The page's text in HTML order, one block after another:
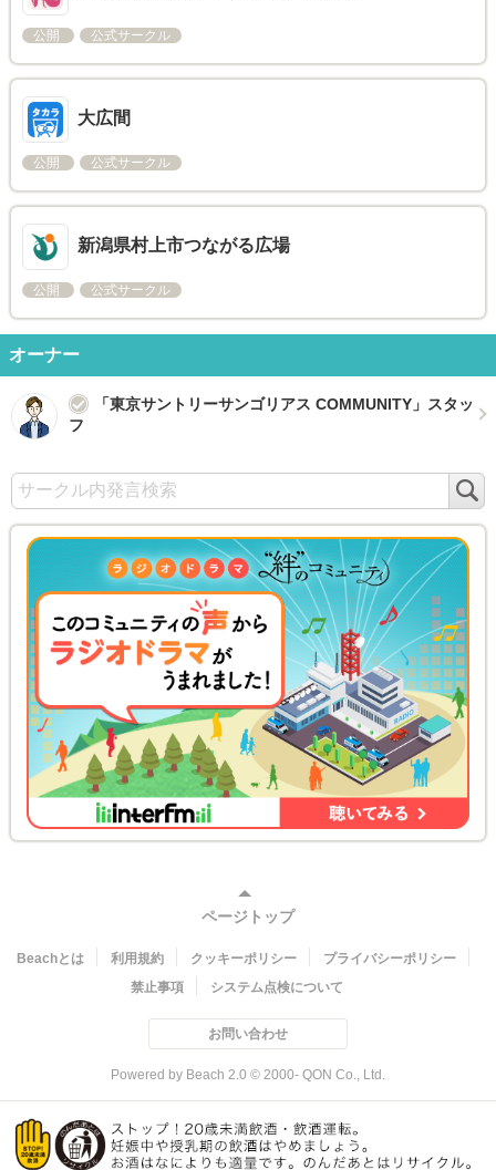
公開 公式サークル
大広間
公開 公式サークル
新潟県村上市つながる広場
公開 公式サークル
オーナー
「東京サントリーサンゴリアス COMMUNITY」スタッ
フ
索
ページトップ
Beachとは 利用規約 クッキーポリシー
プライバシーポリシー
禁止事項
システム点検について
お問い合わせ
Powered by Beach 2.0 © 2000- QON Co., Ltd.